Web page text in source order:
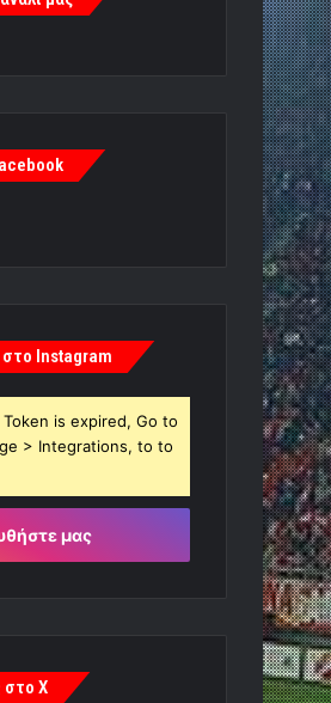
Instagram
is expired, Go to
> Integrations, to to
μας
X